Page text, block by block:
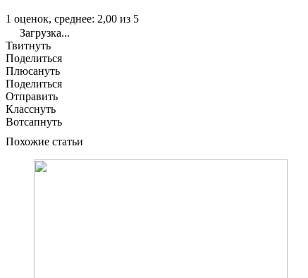
1 оценок, среднее: 2,00 из 5
Загрузка...
Твитнуть
Поделиться
Плюсануть
Поделиться
Отправить
Класснуть
Вотсапнуть
Похожие статьи